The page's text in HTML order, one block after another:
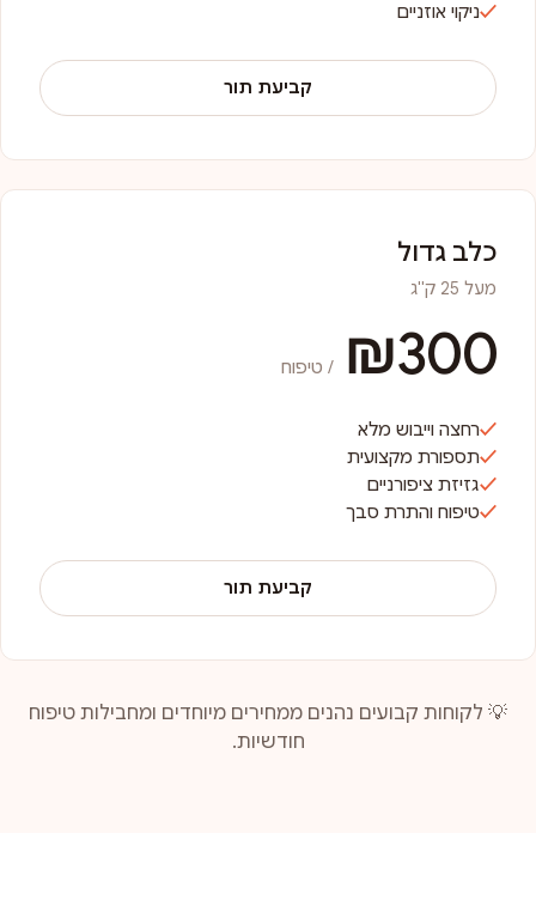
ניקוי אוזניים
קביעת תור
כלב גדול
מעל 25 ק"ג
₪300 / טיפוח
רחצה וייבוש מלא
תספורת מקצועית
גזיזת ציפורניים
טיפוח והתרת סבך
קביעת תור
💡 לקוחות קבועים נהנים ממחירים מיוחדים ומחבילות טיפוח
חודשיות.